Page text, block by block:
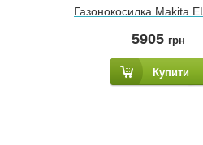
Газонокосилка Makita
5905 грн
Купити